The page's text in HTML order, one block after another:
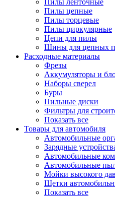
Пилы ленточные
Пилы цепные
Пилы торцевые
Пилы циркулярные
Цепи для пилы
Шины для цепных
Расходные материалы
Фрезы
Аккумуляторы и
Наборы сверел
Буры
Пильные диски
Фильтры для
Показать все
Товары для автомобиля
Автомобильные
Зарядные
Автомобильные
Автомобильные
Мойки высокого
Щетки
Показать все